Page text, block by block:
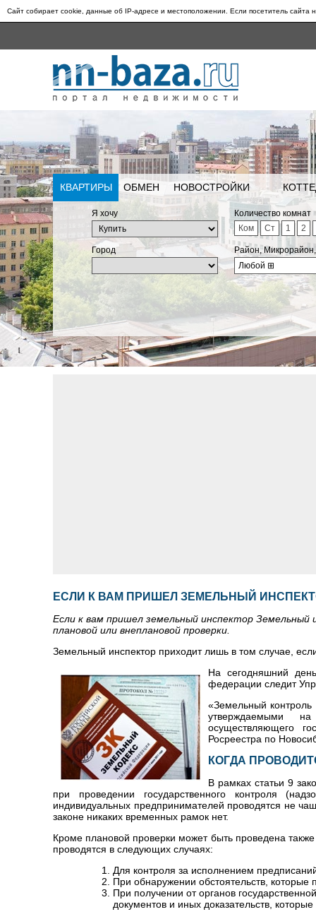
Сайт собирает cookie, данные об IP-адресе и местоположении. Если посетитель сайта
КВАРТИРЫ ОБМЕН НОВОСТРОЙКИ
Я хочу
Количество комнат
Ком
Ст 1 2
Город
Район,
Любой ⊞
ЕСЛИ К ВАМ ПРИШЕЛ ЗЕМЕЛЬНЫЙ
Если к вам пришел земельный инспектор Земельный
плановой или внеплановой проверки.
Земельный инспектор приходит лишь в том случае,
На сегодняшний
федерации следит
«Земельный
утверждаемыми
осуществляющего
Росреестра по
КОГДА
В рамках статьи 9
при проведении государственного контроля
индивидуальных предпринимателей проводятся не
законе никаких временных рамок нет.
Кроме плановой проверки может быть проведена
проводятся в следующих случаях:
Для контроля за исполнением
При обнаружении обстоятельств, которые
При получении от органов
документов и иных доказательств,